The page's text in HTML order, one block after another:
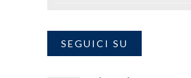
SEGUICI SU